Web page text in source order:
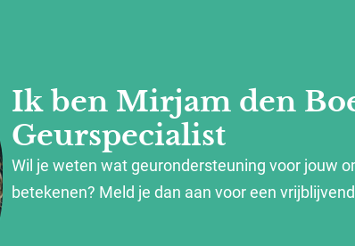
Ik ben Mirjam den
Geurspecialist
Wil je weten wat geurondersteuning voor jouw
betekenen? Meld je dan aan voor een